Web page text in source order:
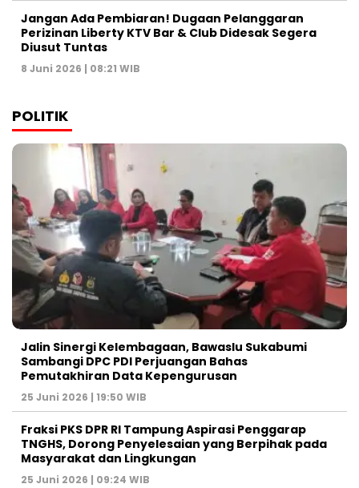
Jangan Ada Pembiaran! Dugaan Pelanggaran
Perizinan Liberty KTV Bar & Club Didesak Segera
Diusut Tuntas
8 Juni 2026 | 08:21 WIB
POLITIK
Jalin Sinergi Kelembagaan, Bawaslu Sukabumi
Sambangi DPC PDI Perjuangan Bahas
Pemutakhiran Data Kepengurusan
25 Juni 2026 | 19:50 WIB
‎Fraksi PKS DPR RI Tampung Aspirasi Penggarap
TNGHS, Dorong Penyelesaian yang Berpihak pada
Masyarakat dan Lingkungan‎
25 Juni 2026 | 09:24 WIB